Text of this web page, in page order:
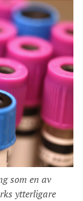
som en av
ytterligare